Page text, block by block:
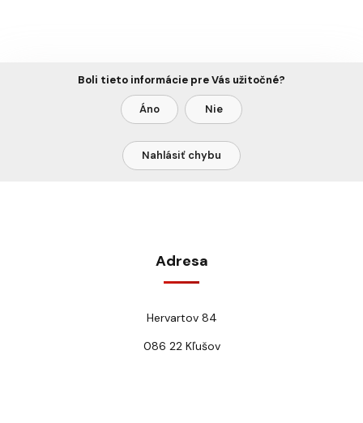
Boli tieto informácie pre Vás užitočné?
Áno Nie
Nahlásiť chybu
Adresa
Hervartov 84
086 22 Kľušov